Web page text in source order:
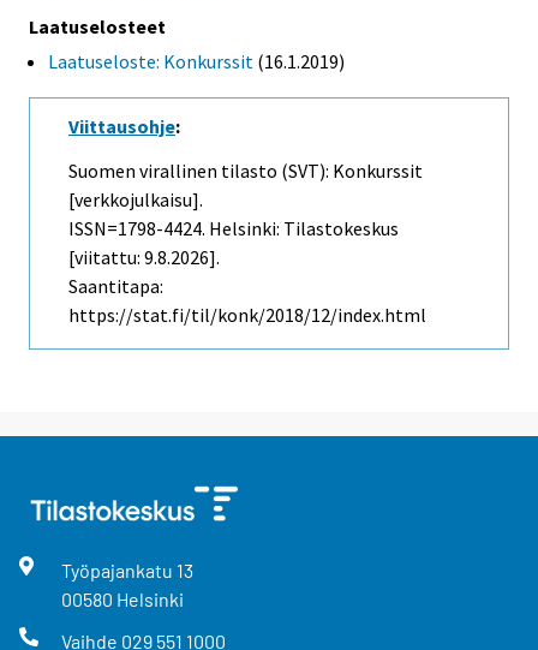
Laatuselosteet
Laatuseloste: Konkurssit (16.1.2019)
Viittausohje:
Suomen virallinen tilasto (SVT): Konkurssit
[verkkojulkaisu].
ISSN=1798-4424. Helsinki: Tilastokeskus
[viitattu: 9.8.2026].
Saantitapa:
https://stat.fi/til/konk/2018/12/index.html
Työpajankatu 13
00580 Helsinki
Vaihde 029 551 1000